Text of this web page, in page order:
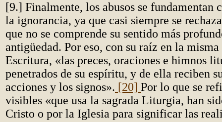
[9.] Finalmente, los abusos se fundamentan
la ignorancia, ya que casi siempre se
que no se comprende su sentido más
antigüedad. Por eso, con su raíz en la misma
Escritura, «las preces, oraciones e himnos
penetrados de su espíritu, y de ella reciben
acciones y los signos». [20] Por lo que se
visibles «que usa la sagrada Liturgia, han
Cristo o por la Iglesia para significar las